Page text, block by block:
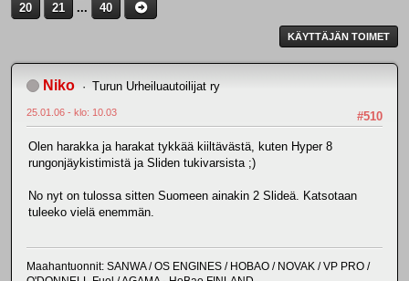
20
21 ... 40
KÄYTTÄJÄN TOIMET
Niko Turun Urheiluautoilijat ry
#510
25.01.06 - klo: 10.03
Olen harakka ja harakat tykkää kiiltävästä, kuten Hyper 8
rungonjäykistimistä ja Sliden tukivarsista ;)
No nyt on tulossa sitten Suomeen ainakin 2 Slideä. Katsotaan
tuleeko vielä enemmän.
Maahantuonnit: SANWA / OS ENGINES / HOBAO / NOVAK / VP PRO /